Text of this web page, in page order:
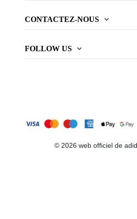
CONTACTEZ-NOUS
FOLLOW US
© 2026 web officiel de